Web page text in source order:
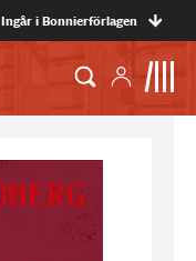
Ingår i Bonnierförlagen